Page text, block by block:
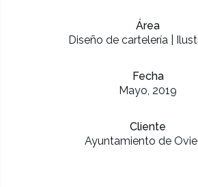
Área
Diseño de cartelería |
Fecha
Mayo, 2019
Cliente
Ayuntamiento de